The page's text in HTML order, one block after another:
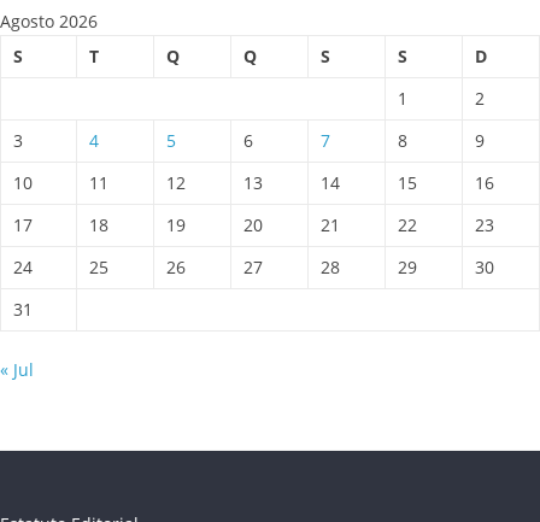
Agosto 2026
S
T Q Q S S
D
1
2
3
4 5 6 7 8
9
10
11 12 13 14 15
16
17
18 19 20 21 22
23
24
25 26 27 28 29
30
31
« Jul